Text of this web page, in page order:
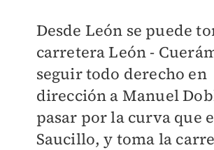
Desde León se puede
carretera León -
seguir todo derecho en
dirección a Manuel
pasar por la curva que
Saucillo, y toma la